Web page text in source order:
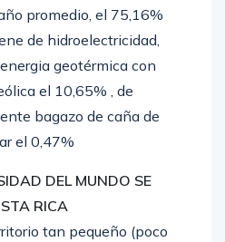
promedio, el 75,16%
de hidroelectricidad,
geotérmica con
el 10,65% , de
bagazo de caña de
el 0,47%
DEL MUNDO SE
RICA
tan pequeño (poco